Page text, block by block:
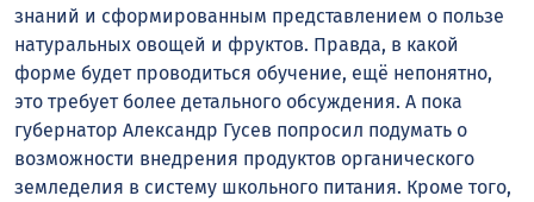
знаний и сформированным представлением о пользе
натуральных овощей и фруктов. Правда, в какой
форме будет проводиться обучение, ещё непонятно,
это требует более детального обсуждения. А пока
губернатор Александр Гусев попросил подумать о
возможности внедрения продуктов органического
земледелия в систему школьного питания. Кроме того,